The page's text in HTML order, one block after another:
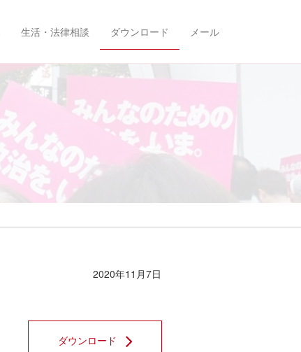
生活・法律相談 ダウンロード メール
2020年11月7日
ダウンロード